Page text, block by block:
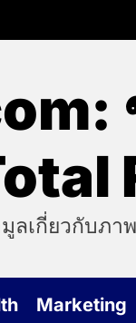
เกี่ยวกับภา
Marketing